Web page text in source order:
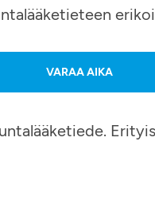
VARAA AIKA